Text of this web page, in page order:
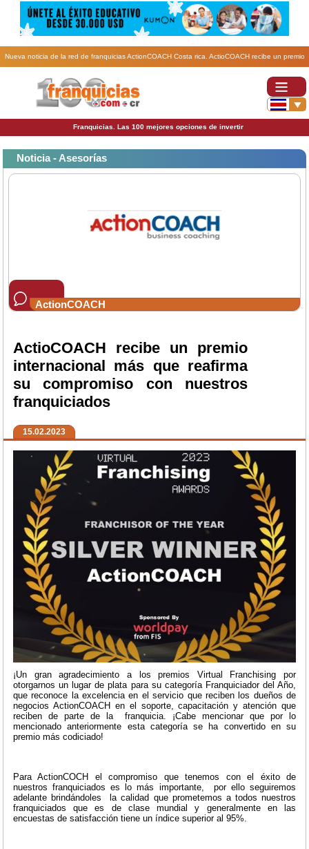
Nueva noticia de la red de franquicias ActionCOACH Costa rica. ActioCOACH recibe un premio
internacional más que reafirma su compromiso con nuestros franquiciados.
Franquicias. Las 100 mejores opciones de invertir
Noticia - Asesorías
ActionCOACH
ActioCOACH recibe un premio
internacional más que reafirma
su compromiso con nuestros
franquiciados
15.02.2023
¡Un gran agradecimiento a los premios Virtual Franchising por
otorgarnos un lugar de plata para su categoría Franquiciador del Año,
que reconoce la excelencia en el servicio que reciben los dueños de
negocios ActionCOACH en el soporte, capacitación y atención que
reciben de parte de la franquicia. ¡Cabe mencionar que por lo
mencionado anteriormente esta categoría se ha convertido en su
premio más codiciado!
Para ActionCOCH el compromiso que tenemos con el éxito de
nuestros franquiciados es lo más importante, por ello seguiremos
adelante brindándoles la calidad que prometemos a todos nuestros
franquiciados que es de clase mundial y generalmente en las
encuestas de satisfacción tiene un índice superior al 95%.